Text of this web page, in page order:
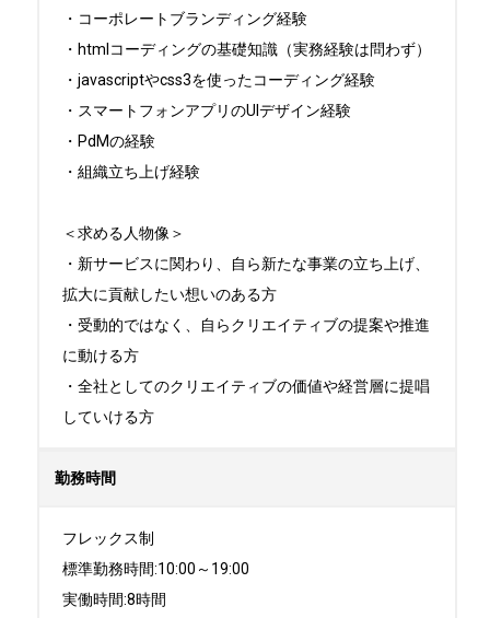
・コーポレートブランディング経験
・htmlコーディングの基礎知識（実務経験は問わず）
・javascriptやcss3を使ったコーディング経験
・スマートフォンアプリのUIデザイン経験
・PdMの経験
・組織立ち上げ経験
＜求める人物像＞
・新サービスに関わり、自ら新たな事業の立ち上げ、
拡大に貢献したい想いのある方
・受動的ではなく、自らクリエイティブの提案や推進
に動ける方
・全社としてのクリエイティブの価値や経営層に提唱
していける方
勤務時間
フレックス制
標準勤務時間:10:00～19:00
実働時間:8時間